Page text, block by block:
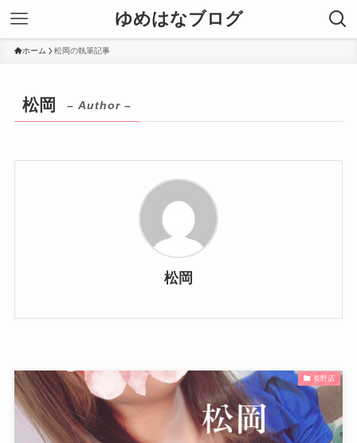
ゆめはなブログ
ホーム 松岡の執筆記事
松岡 – Author –
松岡
長野店